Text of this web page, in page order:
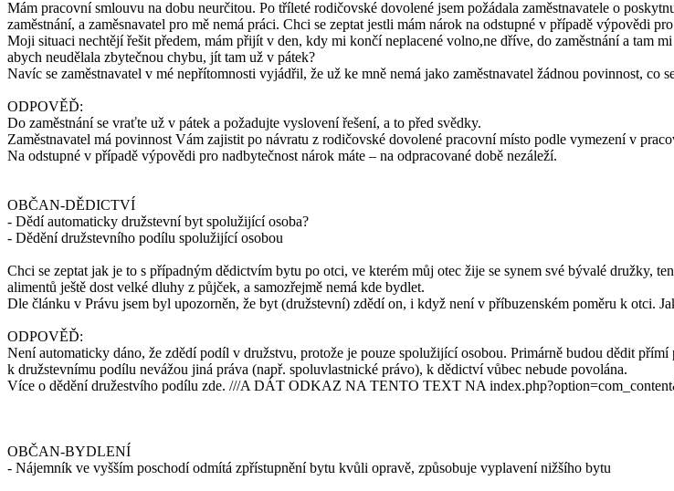
Mám pracovní smlouvu na dobu neurčitou. Po tříleté rodičovské dovolené jsem požádala zaměstnavatele o
zaměstnání, a zaměsnavatel pro mě nemá práci. Chci se zeptat jestli mám nárok na odstupné v případě výpovědi
Moji situaci nechtějí řešit předem, mám přijít v den, kdy mi končí neplacené volno,ne dříve, do zaměstnání a tam
abych neudělala zbytečnou chybu, jít tam už v pátek?
Navíc se zaměstnavatel v mé nepřítomnosti vyjádřil, že už ke mně nemá jako zaměstnavatel žádnou povinnost, co
ODPOVĚĎ:
Do zaměstnání se vraťte už v pátek a požadujte vyslovení řešení, a to před svědky.
Zaměstnavatel má povinnost Vám zajistit po návratu z rodičovské dovolené pracovní místo podle vymezení v
Na odstupné v případě výpovědi pro nadbytečnost nárok máte – na odpracované době nezáleží.
OBČAN-DĚDICTVÍ
- Dědí automaticky družstevní byt spolužijící osoba?
- Dědění družstevního podílu spolužijící osobou
Chci se zeptat jak je to s případným dědictvím bytu po otci, ve kterém můj otec žije se synem své bývalé družky,
alimentů ještě dost velké dluhy z půjček, a samozřejmě nemá kde bydlet.
Dle článku v Právu jsem byl upozorněn, že byt (družstevní) zdědí on, i když není v příbuzenském poměru k otci.
ODPOVĚĎ:
Není automaticky dáno, že zdědí podíl v družstvu, protože je pouze spolužijící osobou. Primárně budou dědit
k družstevnímu podílu nevážou jiná práva (např. spoluvlastnické právo), k dědictví vůbec nebude povolána.
Více o dědění družestvího podílu zde. ///A DÁT ODKAZ NA TENTO TEXT NA
OBČAN-BYDLENÍ
- Nájemník ve vyšším poschodí odmítá zpřístupnění bytu kvůli opravě, způsobuje vyplavení nižšího bytu